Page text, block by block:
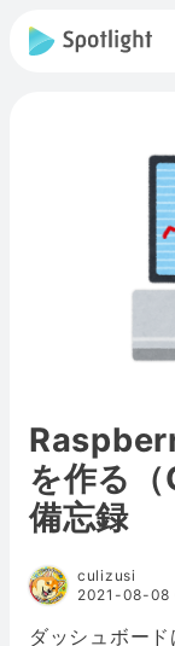
を作る
備忘録
culizusi
2021-08-08
ダッシュボー